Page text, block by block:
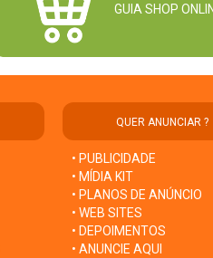
GUIA SHOP
QUER ANUNCIAR ?
• PUBLICIDADE
• MÍDIA KIT
• PLANOS DE ANÚNCIO
• WEB SITES
• DEPOIMENTOS
• ANUNCIE AQUI